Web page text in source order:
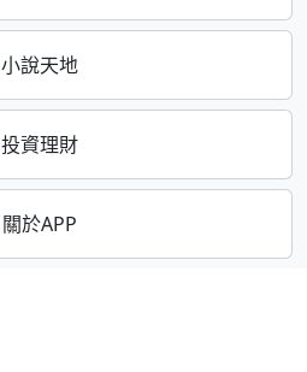
小說天地
投資理財
關於APP